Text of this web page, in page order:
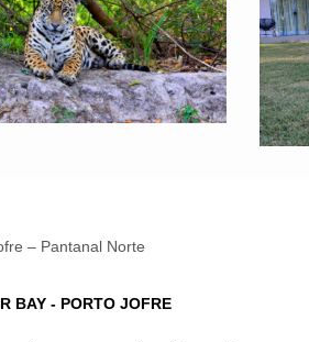
– Pantanal Norte
BAY - PORTO JOFRE